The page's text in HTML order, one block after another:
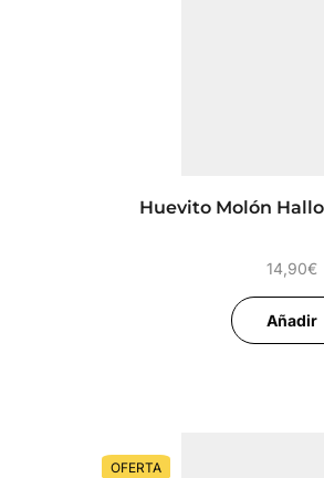
Huevito Molón
14,90€
Añadir
OFERTA